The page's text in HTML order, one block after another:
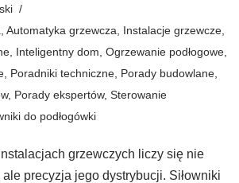
Automatyka grzewcza Instalacje grzewcze
Inteligentny dom Ogrzewanie podłogowe
Poradniki techniczne Porady budowlane
, Porady ekspertów, Sterowanie
do podłogówki
grzewczych liczy się nie
ale precyzja jego dystrybucji. Siłowniki